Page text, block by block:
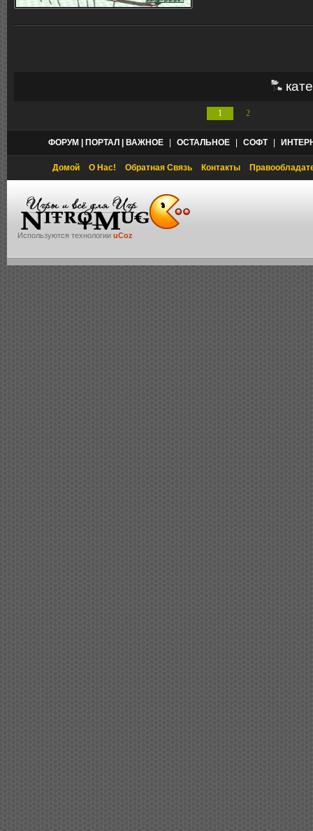
1 2
ФОРУМ | ПОРТАЛ | ВАЖНОЕ ОСТАЛЬНОЕ СОФТ
Домой О Нас! Обратная Связь Контакты
Используются технологии uCoz